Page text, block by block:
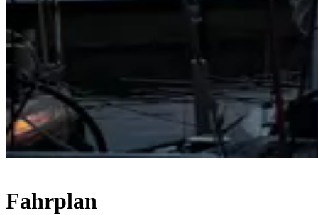
Fahrplan